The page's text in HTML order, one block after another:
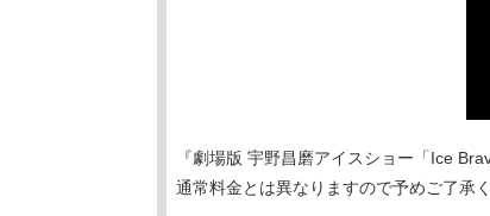
『劇場版 宇野昌磨アイスショー「Ice
通常料金とは異なりますので予めご了承く